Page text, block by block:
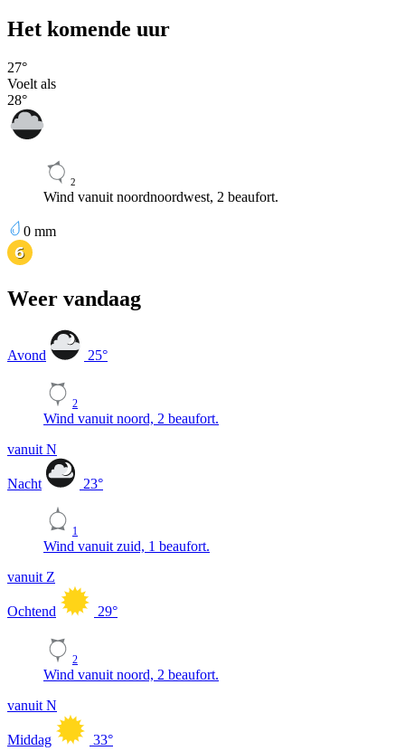
Het komende uur
27°
Voelt als
28°
2
Wind vanuit noordnoordwest, 2 beaufort.
0 mm
Weer vandaag
Avond 25°
2
Wind vanuit noord, 2 beaufort.
vanuit N
Nacht 23°
1
Wind vanuit zuid, 1 beaufort.
vanuit Z
Ochtend 29°
2
Wind vanuit noord, 2 beaufort.
vanuit N
Middag 33°